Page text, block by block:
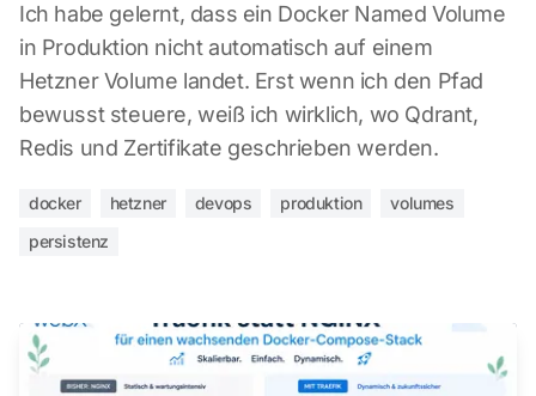
Ich habe gelernt, dass ein Docker Named Volume
in Produktion nicht automatisch auf einem
Hetzner Volume landet. Erst wenn ich den Pfad
bewusst steuere, weiß ich wirklich, wo Qdrant,
Redis und Zertifikate geschrieben werden.
docker hetzner devops produktion
volumes
persistenz